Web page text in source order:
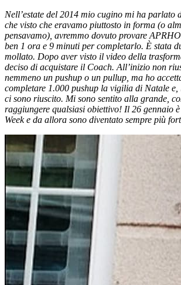
Nell’estate del 2014 mio cugino mi ha parlato
che visto che eravamo piuttosto in forma (o
pensavamo), avremmo dovuto provare
ben 1 ora e 9 minuti per completarlo. È stata
mollato. Dopo aver visto il video della
deciso di acquistare il Coach. All’inizio non
nemmeno un pushup o un pullup, ma ho
completare 1.000 pushup la vigilia di Natale e,
ci sono riuscito. Mi sono sentito alla grande,
raggiungere qualsiasi obiettivo! Il 26 gennaio
Week e da allora sono diventato sempre più